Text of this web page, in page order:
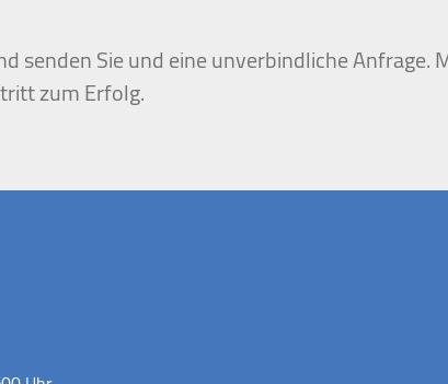
senden Sie und eine unverbindliche Anfrage.
zum Erfolg.